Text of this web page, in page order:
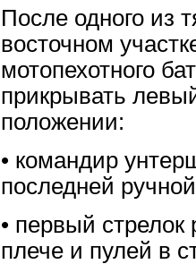
После одного из
восточном
мотопехотного
прикрывать
положении:
• командир
последней
• первый
плече и пулей в